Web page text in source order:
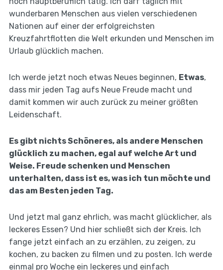
wunderbaren Menschen aus vielen verschiedenen
Nationen auf einer der erfolgreichsten
Kreuzfahrtflotten die Welt erkunden und Menschen im
Urlaub glücklich machen.
Ich werde jetzt noch etwas Neues beginnen, Etwas,
dass mir jeden Tag aufs Neue Freude macht und
damit kommen wir auch zurück zu meiner größten
Leidenschaft.
Es gibt nichts Schöneres, als andere Menschen
glücklich zu machen, egal auf welche Art und
Weise. Freude schenken und Menschen
unterhalten, dass ist es, was ich tun möchte und
das am Besten jeden Tag.
Und jetzt mal ganz ehrlich, was macht glücklicher, als
leckeres Essen? Und hier schließt sich der Kreis. Ich
fange jetzt einfach an zu erzählen, zu zeigen, zu
kochen, zu backen zu filmen und zu posten. Ich werde
einmal pro Woche ein leckeres und einfach